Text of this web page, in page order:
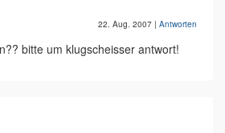
22. Aug. 2007 | Antworten
bitte um klugscheisser antwort!